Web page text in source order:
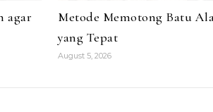
agar
Metode Memotong Batu
yang Tepat
August 5, 2026